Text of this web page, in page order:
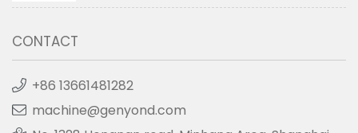
CONTACT
+86 13661481282
machine@genyond.com